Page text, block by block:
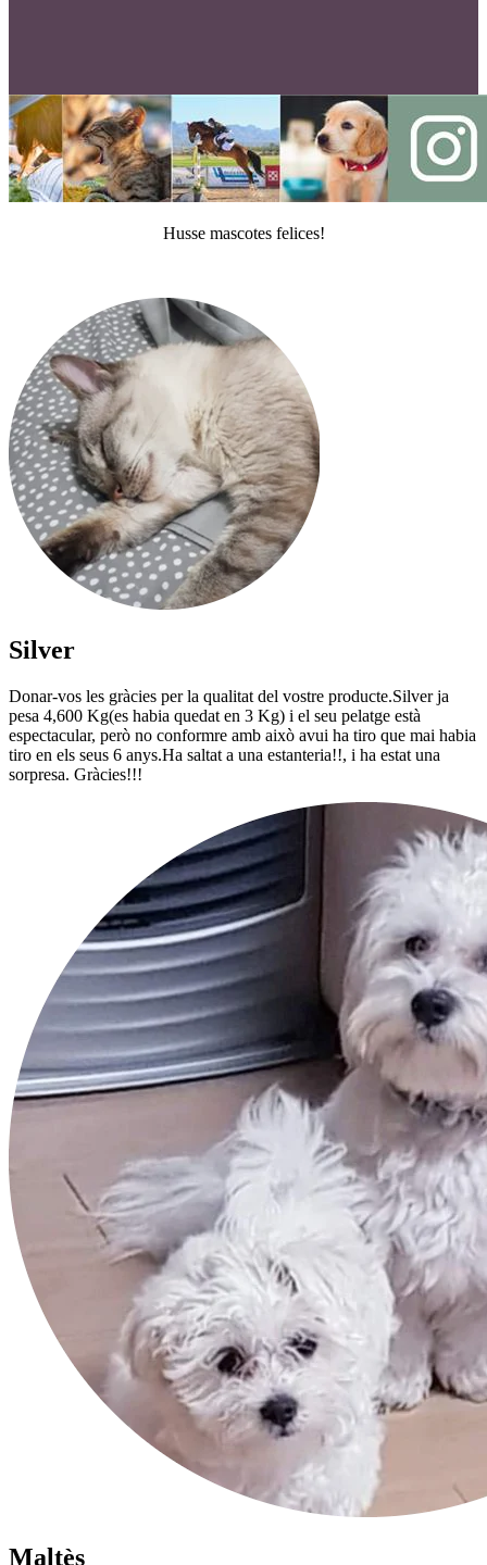
Husse mascotes felices!
Silver
Donar-vos les gràcies per la qualitat del vostre producte.Silver ja
pesa 4,600 Kg(es habia quedat en 3 Kg) i el seu pelatge està
espectacular, però no conformre amb això avui ha tiro que mai habia
tiro en els seus 6 anys.Ha saltat a una estanteria!!, i ha estat una
sorpresa. Gràcies!!!
Maltès